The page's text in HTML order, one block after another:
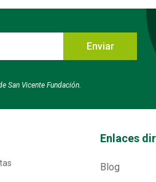
San Vicente Fundación.
Enviar
Transversal -
Enlaces
Blog